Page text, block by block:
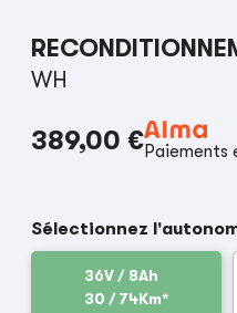
WH
389,00 €Paiements
Sélectionnez
36V / 8Ah
30 / 74Km*